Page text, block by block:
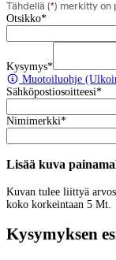
Tähdellä (*) merkitty on
Otsikko*
Kysymys*
Muotoiluohje
Sähköpostiosoitteesi*
Nimimerkki*
Lisää kuva
Kuvan tulee liittyä
koko korkeintaan 5 Mt.
Kysymyksen